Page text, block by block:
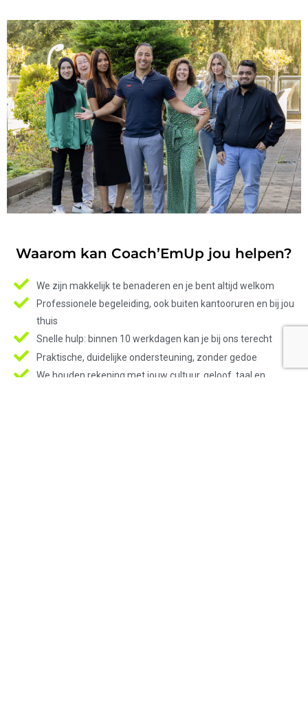
Waarom kan Coach’EmUp jou helpen?
We zijn makkelijk te benaderen en je bent altijd welkom
Professionele begeleiding, ook buiten kantooruren en bij jou
thuis
Snelle hulp: binnen 10 werkdagen kan je bij ons terecht
Praktische, duidelijke ondersteuning, zonder gedoe
We houden rekening met jouw cultuur, geloof, taal en